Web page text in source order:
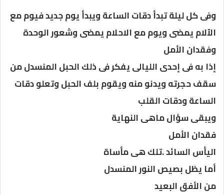
وفى كل ليلة تبدأ دقات الساعة ويبدأ يوم جديد فيوم مع
الآلام يمضى ويوم مع الاحلام يمضى وشعور الوحدة
وفقدان الأمل
إذا به فى إحدى الليالى يفكر فى ذلك الحبل المنسدل من
سقف حجرته ويدنو منه ويقوم بلف الحبل وتعلو دقات
الساعة ودقات القلب
ويبقى سؤال ماهى النهاية
فقدان الأمل
اليأس السائد .تلك هى مأساة
أما يظل بصيص النور المنسدل
من الأفق البعيد